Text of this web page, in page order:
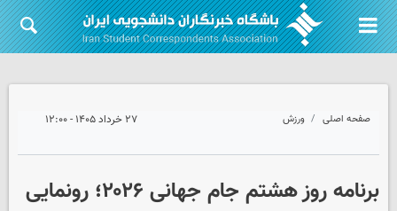
صفحه اصلی ورزش ۲۷ خرداد ۱۴۰۵ - ۱۲:۰۰
برنامه روز هشتم جام‌ جهانی ۲۰۲۶؛ رونمایی